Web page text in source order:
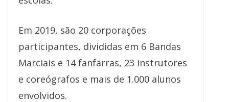
Em 2019, são 20 corporações
participantes, divididas em 6 Bandas
Marciais e 14 fanfarras, 23 instrutores
e coreógrafos e mais de 1.000 alunos
envolvidos.